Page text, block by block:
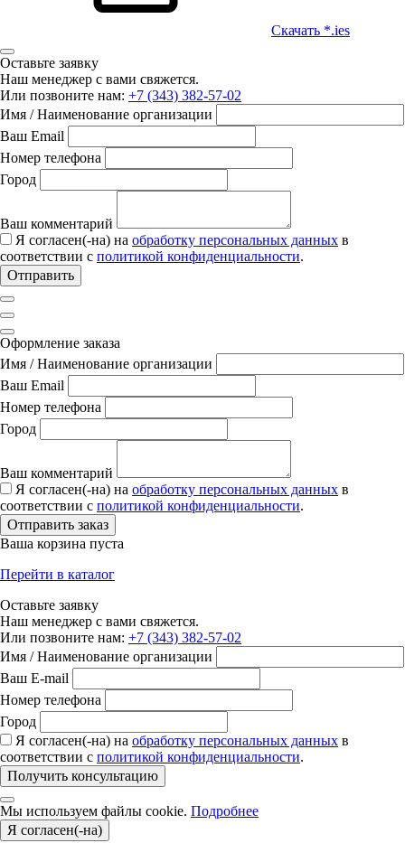
Скачать *.ies
Оставьте заявку
Наш менеджер с вами свяжется.
Или позвоните нам: +7 (343) 382-57-02
Имя / Наименование организации
Ваш Email
Номер телефона
Город
Ваш комментарий
Я согласен(-на) на обработку персональных данных в
соответствии с политикой конфиденциальности.
Отправить
Оформление заказа
Имя / Наименование организации
Ваш Email
Номер телефона
Город
Ваш комментарий
Я согласен(-на) на обработку персональных данных в
соответствии с политикой конфиденциальности.
Отправить заказ
Ваша корзина пуста
Перейти в каталог
Оставьте заявку
Наш менеджер с вами свяжется.
Или позвоните нам: +7 (343) 382-57-02
Имя / Наименование организации
Ваш E-mail
Номер телефона
Город
Я согласен(-на) на обработку персональных данных в
соответствии с политикой конфиденциальности.
Получить консультацию
Мы используем файлы cookie. Подробнее
Я согласен(-на)